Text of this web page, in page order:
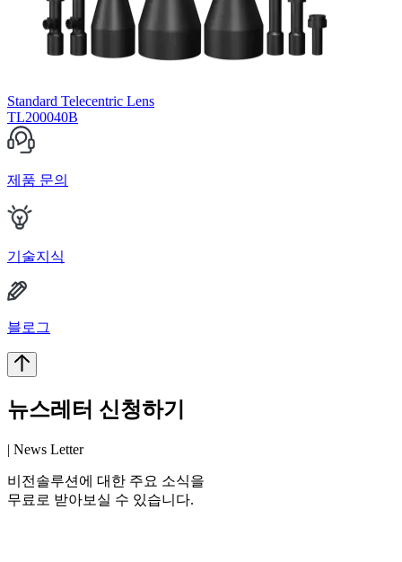
Standard Telecentric Lens
TL200040B
제품 문의
기술지식
블로그
뉴스레터 신청하기
| News Letter
비전솔루션에 대한 주요 소식을
무료로 받아보실 수 있습니다.